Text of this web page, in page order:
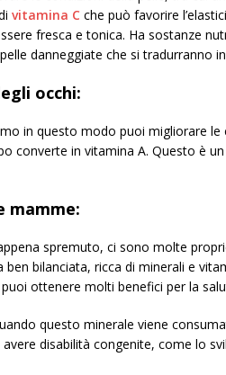
vitamina C che può favorire
fresca e tonica. Ha sostanze
danneggiate che si tradurranno
occhi:
in questo modo puoi migliorare le
converte in vitamina A. Questo è
mamme:
spremuto, ci sono molte
bilanciata, ricca di minerali e
ottenere molti benefici per la
questo minerale viene
disabilità congenite, come lo